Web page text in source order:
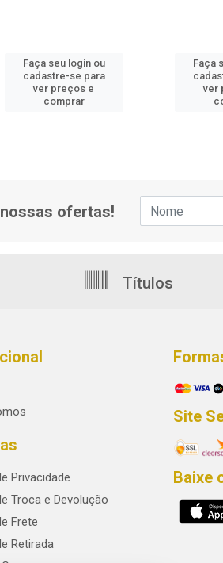
Faça seu login ou
cadastre-se para
ver preços e
comprar
Faça
ver
ofertas!
Títulos
Privacidade
Troca e Devolução
Frete
Retirada
Site
Baixe